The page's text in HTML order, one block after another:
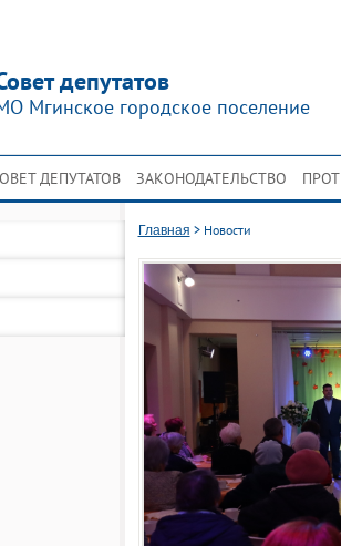
депутатов
Мгинское городское поселение
ДЕПУТАТОВ ЗАКОНОДАТЕЛЬСТВО
Главная > Новости